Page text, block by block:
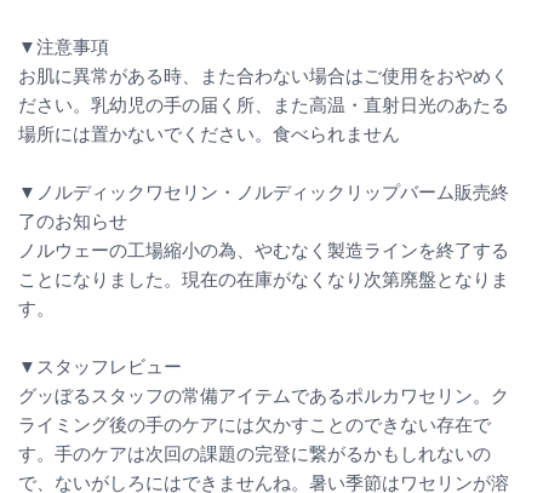
▼注意事項
お肌に異常がある時、また合わない場合はご使用をおやめく
ださい。乳幼児の手の届く所、また高温・直射日光のあたる
場所には置かないでください。食べられません
▼ノルディックワセリン・ノルディックリップバーム販売終
了のお知らせ
ノルウェーの工場縮小の為、やむなく製造ラインを終了する
ことになりました。現在の在庫がなくなり次第廃盤となりま
す。
▼スタッフレビュー
グッぼるスタッフの常備アイテムであるポルカワセリン。ク
ライミング後の手のケアには欠かすことのできない存在で
す。手のケアは次回の課題の完登に繋がるかもしれないの
で、ないがしろにはできませんね。暑い季節はワセリンが溶